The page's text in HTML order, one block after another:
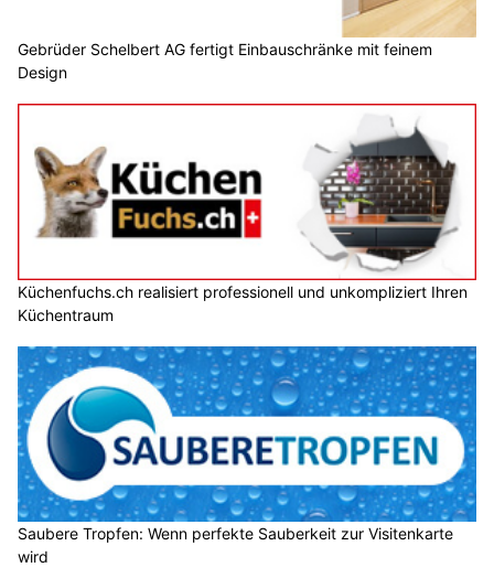
Gebrüder Schelbert AG fertigt Einbauschränke mit feinem
Design
Küchenfuchs.ch realisiert professionell und unkompliziert Ihren
Küchentraum
Saubere Tropfen: Wenn perfekte Sauberkeit zur Visitenkarte
wird